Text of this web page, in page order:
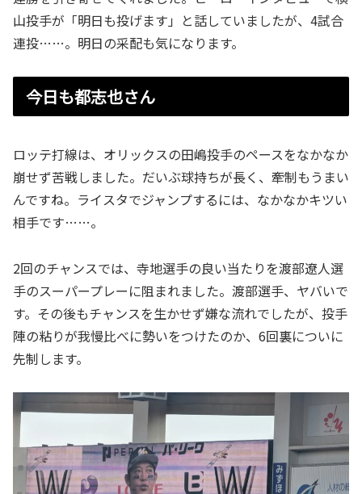
山投手が「明日も投げます」と話していましたが、4試合
連投……。明日の采配も気になります。
今日も都志也さん
ロッテ打線は、オリックスの田嶋投手のペースをなかなか
崩せず苦戦しました。だいぶ球持ちが長く、牽制もうまい
んですね。ライスタでジャンプするには、なかなかキツい
相手です……。
2回のチャンスでは、寺地選手の良い当たりを渡部遼人選
手のスーパープレーに阻まれました。渡部選手、ヤバいで
す。その後もチャンスを生かせず嫌な流れでしたが、投手
陣の粘りが我慢比べに勢いをつけたのか、6回裏についに
先制します。